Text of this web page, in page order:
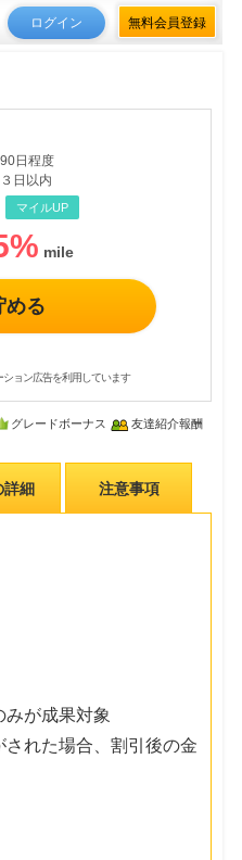
ログイン 無料会員登録
90日程度
３日以内
マイルUP
%
める
ョン広告を利用しています
グレードボーナス 友達紹介報酬
詳細 注意事項
が成果対象
れた場合、割引後の金